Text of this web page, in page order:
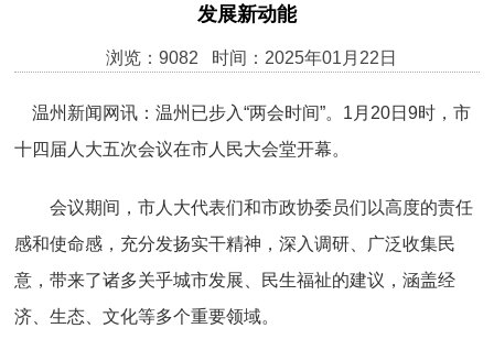
发展新动能
浏览：9082 时间：2025年01月22日
温州新闻网讯：温州已步入“两会时间”。1月20日9时，市
十四届人大五次会议在市人民大会堂开幕。
会议期间，市人大代表们和市政协委员们以高度的责任
感和使命感，充分发扬实干精神，深入调研、广泛收集民
意，带来了诸多关乎城市发展、民生福祉的建议，涵盖经
济、生态、文化等多个重要领域。